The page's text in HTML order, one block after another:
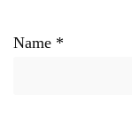
Name *